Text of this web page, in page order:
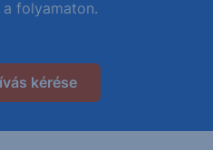
folyamaton.
kérése